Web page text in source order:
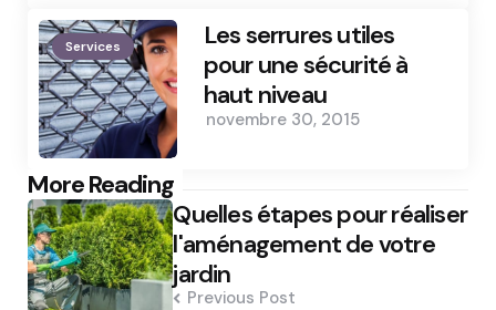
Services
Les serrures utiles
pour une sécurité à
haut niveau
novembre 30, 2015
More Reading
Post
navigation Quelles étapes pour réaliser
l'aménagement de votre
jardin
Previous Post